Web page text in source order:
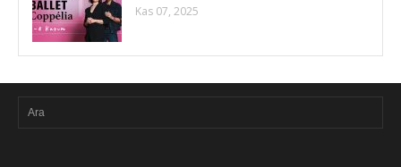
Kas 07, 2025